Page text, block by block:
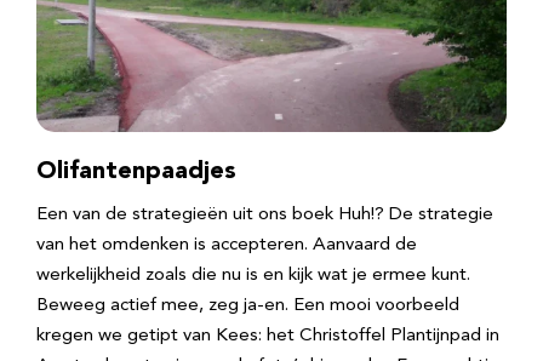
Olifantenpaadjes
Een van de strategieën uit ons boek Huh!? De strategie
van het omdenken is accepteren. Aanvaard de
werkelijkheid zoals die nu is en kijk wat je ermee kunt.
Beweeg actief mee, zeg ja-en. Een mooi voorbeeld
kregen we getipt van Kees: het Christoffel Plantijnpad in